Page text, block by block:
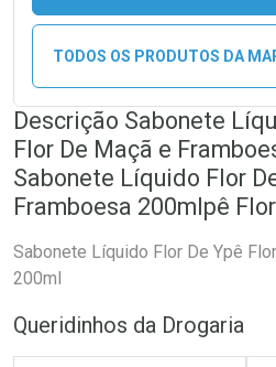
TODOS OS PRODUTOS DA
Descrição Sabonete
Flor De Maçã e
Sabonete Líquido Flor
Framboesa 200mlpê
Sabonete Líquido Flor De Ypê
200ml
Queridinhos da Drogaria